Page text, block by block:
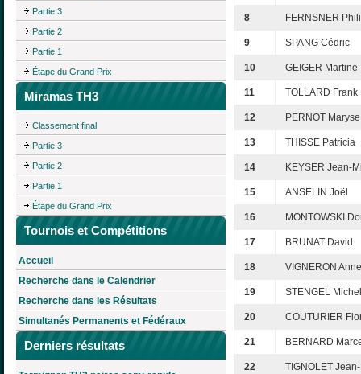
Partie 3
Partie 2
Partie 1
Étape du Grand Prix
Miramas TH3
Classement final
Partie 3
Partie 2
Partie 1
Étape du Grand Prix
Tournois et Compétitions
Accueil
Recherche dans le Calendrier
Recherche dans les Résultats
Simultanés Permanents et Fédéraux
Derniers résultats
8 FERNSNER
9 SPANG Cédric
10 GEIGER Martine
11 TOLLARD Frank
12 PERNOT Maryse
13 THISSE Patricia
14 KEYSER Jean-
15 ANSELIN Joël
16 MONTOWSKI
17 BRUNAT David
18 VIGNERON
19 STENGEL Michel
20 COUTURIER
21 BERNARD
22 TIGNOLET